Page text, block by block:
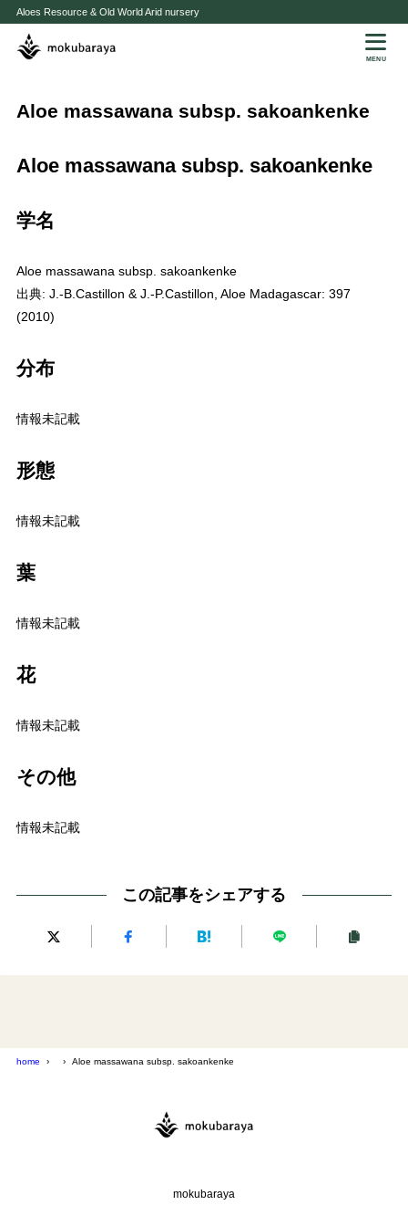
Aloes Resource & Old World Arid nursery
MENU
Aloe massawana subsp. sakoankenke
Aloe massawana subsp. sakoankenke
学名
Aloe massawana subsp. sakoankenke
出典: J.-B.Castillon & J.-P.Castillon, Aloe Madagascar: 397
(2010)
分布
情報未記載
形態
情報未記載
葉
情報未記載
花
情報未記載
その他
情報未記載
この記事をシェアする
home Aloe massawana subsp. sakoankenke
mokubaraya